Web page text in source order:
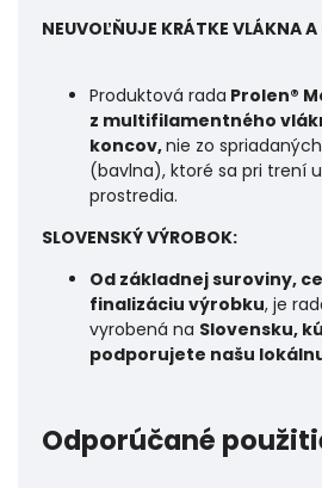
NEUVOĽŇUJE KRÁTKE
Produktová rada Prolen®
z multifilamentného
koncov,nie zo
(bavlna), ktoré sa pri trení
prostredia.
SLOVENSKÝ VÝROBOK:
Od základnej suroviny,
finalizáciu výrobku, je
vyrobená na Slovensku,
podporujete našu
Odporúčané